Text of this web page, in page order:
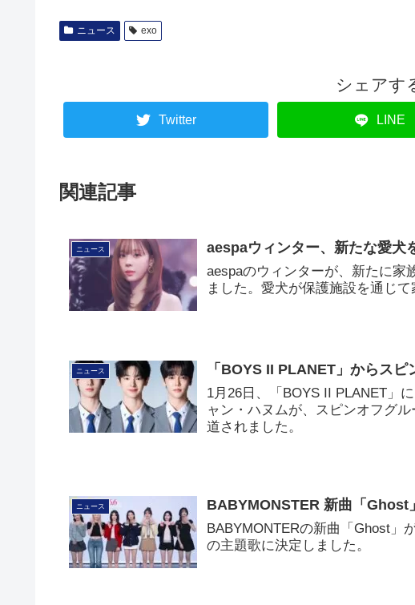
ニュース exo
シェアす
Twitter LINE
関連記事
ニュース aespaウィンター、新たな愛犬
aespaのウィンターが、新たに家
ました。愛犬が保護施設を通じ
ニュース 「BOYS II PLANET」からス
1月26日、「BOYS II PLANET」
ャン・ハヌムが、スピンオフグ
道されました。
ニュース BABYMONSTER 新曲「Ghost
BABYMONTERの新曲「Ghost」
の主題歌に決定しました。